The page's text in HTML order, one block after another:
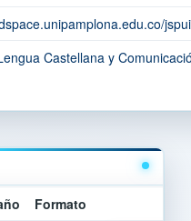
Castellana y
Formato